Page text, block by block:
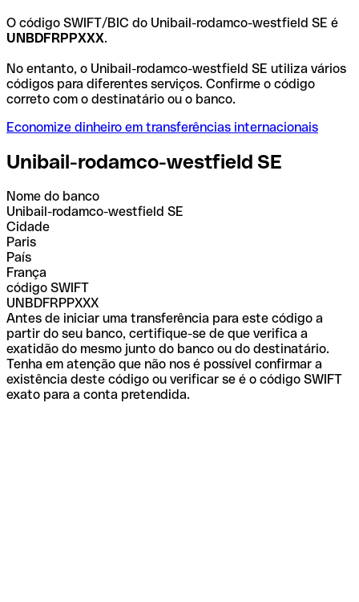
O código SWIFT/BIC do Unibail-rodamco-westfield SE é
UNBDFRPPXXX.
No entanto, o Unibail-rodamco-westfield SE utiliza vários
códigos para diferentes serviços. Confirme o código
correto com o destinatário ou o banco.
Economize dinheiro em transferências internacionais
Unibail-rodamco-westfield SE
Nome do banco
Unibail-rodamco-westfield SE
Cidade
Paris
País
França
código SWIFT
UNBDFRPPXXX
Antes de iniciar uma transferência para este código a
partir do seu banco, certifique-se de que verifica a
exatidão do mesmo junto do banco ou do destinatário.
Tenha em atenção que não nos é possível confirmar a
existência deste código ou verificar se é o código SWIFT
exato para a conta pretendida.